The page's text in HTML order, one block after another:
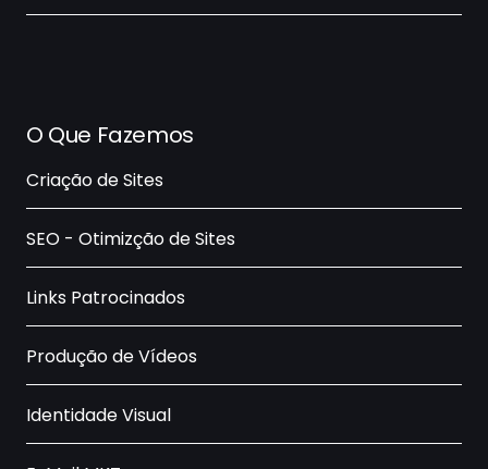
O Que Fazemos
Criação de Sites
SEO - Otimizção de Sites
Links Patrocinados
Produção de Vídeos
Identidade Visual